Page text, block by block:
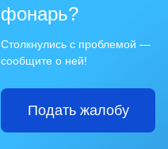
фонарь?
Столкнулись с проблемой —
сообщите о ней!
Подать жалобу